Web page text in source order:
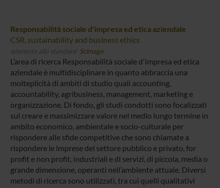
Responsabilità sociale d'impresa ed etica aziendale
CSR, sustainability and business ethics
aderente allo standard Scimago
L’area di ricerca Responsabilità sociale d'impresa ed etica
aziendale è multidisciplinare in quanto abbraccia una
molteplicità di ambiti di studio quali accounting,
accountability, agribusiness, management, marketing e
organizzazione. Di fondo, gli studi condotti sono focalizzati
sul creare e massimizzare valore nel medio lungo termine in
ambito economico, ambientale e socio-culturale per
rispondere alle sfide competitive che sono chiamate a
rispondere le imprese del settore pubblico e privato, for
profit e non profit, industriali e di servizi, di piccola, media o
grande dimensione, operanti nell’ambiente attuale. Diversi
metodi di ricerca sono utilizzati, tra cui quelli qualitativi